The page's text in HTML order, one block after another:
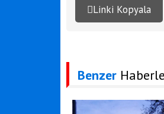
Linki Kopyala
Benzer